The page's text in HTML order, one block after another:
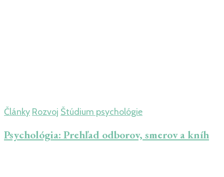
Články Rozvoj Štúdium psychológie
Psychológia: Prehľad odborov, smerov a kníh